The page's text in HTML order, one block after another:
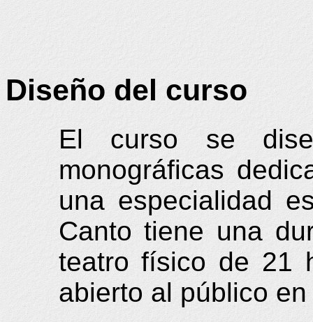
Diseño del curso
El curso se
monográficas
una especialidad
Canto tiene una
teatro físico de 21
abierto al público